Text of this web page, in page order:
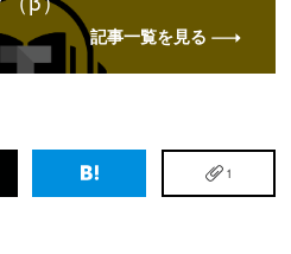
記事一覧を見る
1